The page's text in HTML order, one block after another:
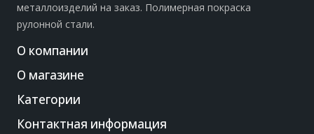
металлоизделий на заказ. Полимерная покраска
рулонной стали.
О компании
О магазине
Категории
Контактная информация